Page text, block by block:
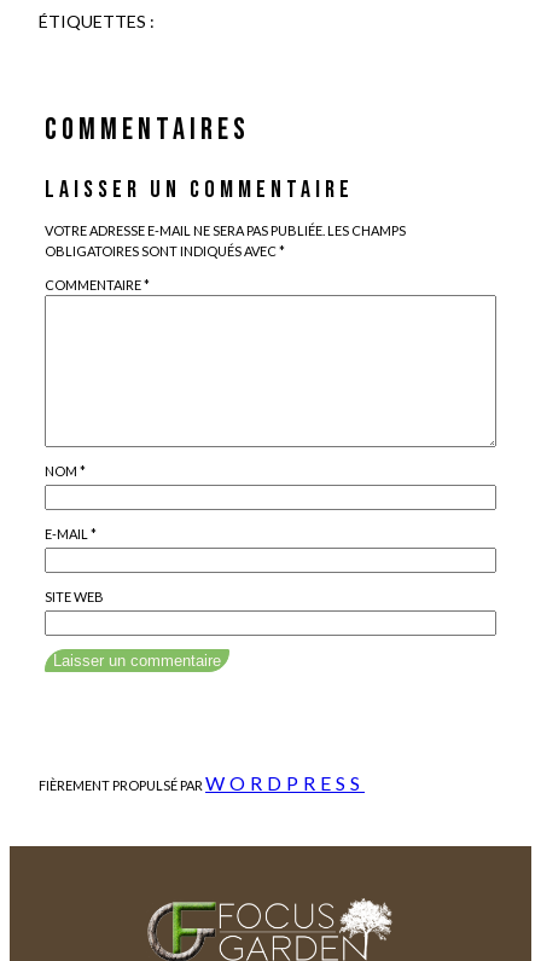
ÉTIQUETTES :
COMMENTAIRES
LAISSER UN COMMENTAIRE
VOTRE ADRESSE E-MAIL NE SERA PAS PUBLIÉE. LES CHAMPS
OBLIGATOIRES SONT INDIQUÉS AVEC*
COMMENTAIRE*
NOM *
E-MAIL *
SITE WEB
FIÈREMENT PROPULSÉ PAR WORDPRESS